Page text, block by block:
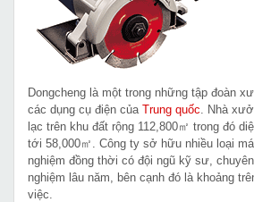
Dongcheng là một trong những tập đoàn
các dụng cụ điện của Trung quốc . Nhà
lạc trên khu đất rộng 112,800㎡ trong đó
tới 58,000㎡. Công ty sở hữu nhiều loại
nghiệm đồng thời có đội ngũ kỹ sư,
nghiệm lâu năm, bên cạnh đó là khoảng
việc.